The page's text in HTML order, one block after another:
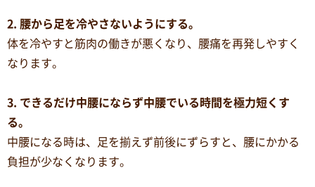
2. 腰から足を冷やさないようにする。
体を冷やすと筋肉の働きが悪くなり、腰痛を再発しやすく
なります。
3. できるだけ中腰にならず中腰でいる時間を極力短くす
る。
中腰になる時は、足を揃えず前後にずらすと、腰にかかる
負担が少なくなります。